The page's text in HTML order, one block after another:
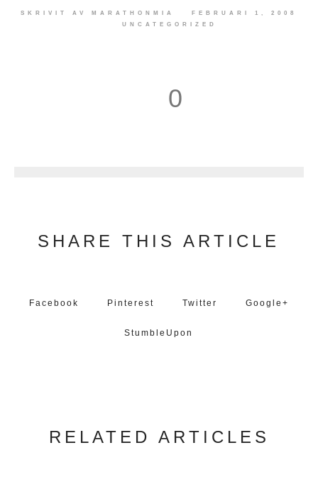
SKRIVIT AV MARATHONMIA
FEBRUARI 1, 2008
UNCATEGORIZED
0
SHARE THIS ARTICLE
Facebook Pinterest Twitter Google+
StumbleUpon
RELATED ARTICLES